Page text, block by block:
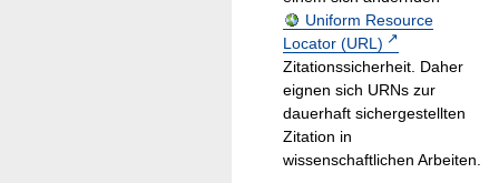
Uniform Resource
Locator (URL)
Zitationssicherheit. Daher
eignen sich URNs zur
dauerhaft sichergestellten
Zitation in
wissenschaftlichen Arbeiten.